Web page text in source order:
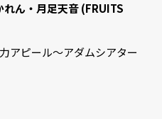
ん・月足天音 (FRUITS
アピール〜アダムシアター